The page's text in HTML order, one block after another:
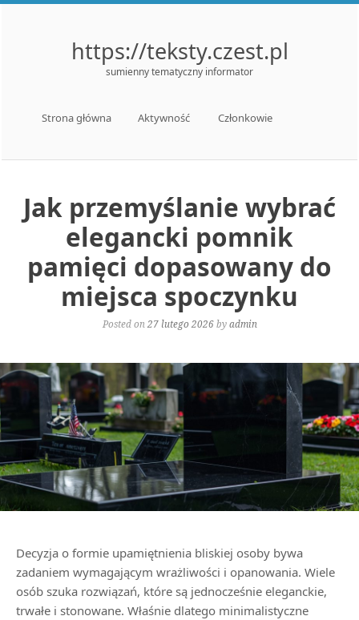
https://teksty.czest.pl
sumienny tematyczny informator
Skip to content
Strona główna Aktywność Członkowie
Jak przemyślanie wybrać
elegancki pomnik
pamięci dopasowany do
miejsca spoczynku
Posted on 27 lutego 2026byadmin
Decyzja o formie upamiętnienia bliskiej osoby bywa
zadaniem wymagającym wrażliwości i opanowania. Wiele
osób szuka rozwiązań, które są jednocześnie eleganckie,
trwałe i stonowane. Właśnie dlatego minimalistyczne